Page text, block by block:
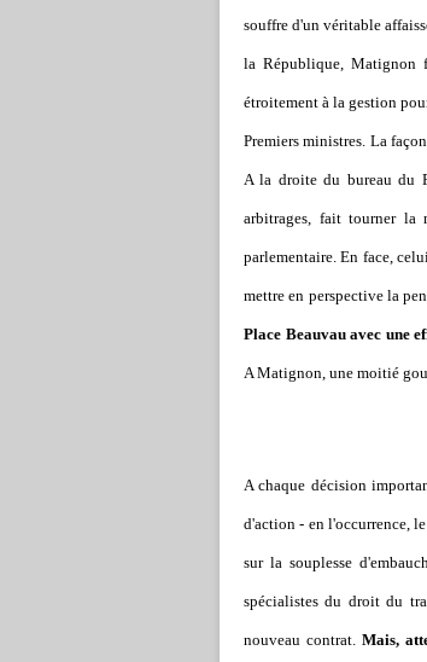
souffre d'un véritable
la République, Matignon
étroitement à la gestion
Premiers ministres. La
A la droite du bureau du
arbitrages, fait tourner la
parlementaire. En face,
mettre en perspective la
Place Beauvau avec une
A Matignon, une moitié
A chaque décision
d'action - en l'occurrence,
sur la souplesse
spécialistes du droit du
nouveau contrat.Mais,